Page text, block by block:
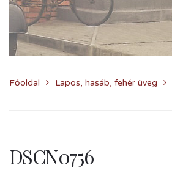
Főoldal Lapos, hasáb, fehér üveg
DSCN0756